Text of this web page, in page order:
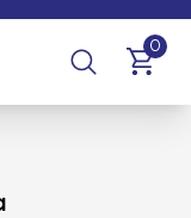
0